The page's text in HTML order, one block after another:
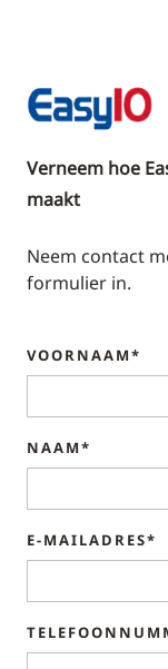
Verneem hoe
maakt
Neem contact
formulier in.
VOORNAAM*
NAAM*
E-MAILADRES*